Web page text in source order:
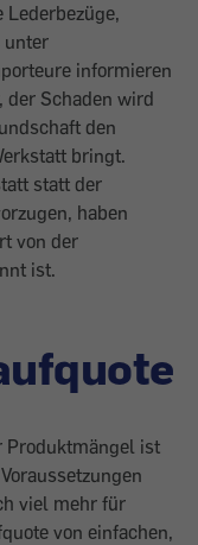
unter
informieren
der Schaden wird
den
bringt.
statt der
haben
von der
ist.
Produktmängel ist
viel mehr für
von einfachen,